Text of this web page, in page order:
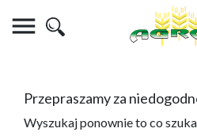

Przepraszamy za
Wyszukaj ponownie to co